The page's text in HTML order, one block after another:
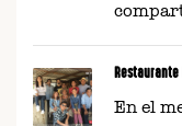
En el